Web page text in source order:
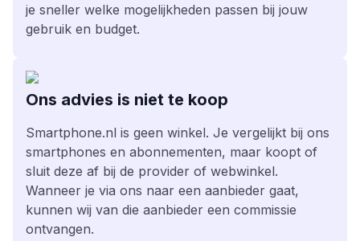
je sneller welke mogelijkheden passen bij jouw
gebruik en budget.
Ons advies is niet te koop
Smartphone.nl is geen winkel. Je vergelijkt bij ons
smartphones en abonnementen, maar koopt of
sluit deze af bij de provider of webwinkel.
Wanneer je via ons naar een aanbieder gaat,
kunnen wij van die aanbieder een commissie
ontvangen.